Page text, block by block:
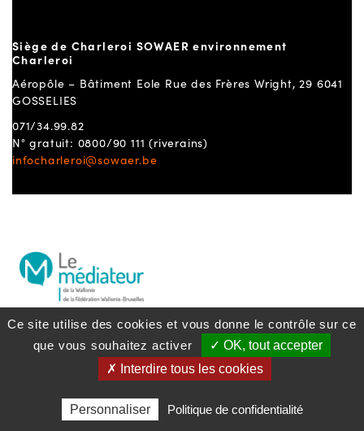
Siège de Charleroi SOWAER environnement
Charleroi
Aéropôle – Bâtiment Eole Rue des Frères Wright, 29 6041
GOSSELIES
071/34.99.82
N° gratuit: 0800/90 111 (riverains)
infocharleroi@sowaer.be
Politique lanceurs d’alerte
S'inscrire à la
Politique de confidentialité
Politique des cookies
Mentions légales
Ce site utilise des cookies et vous donne le contrôle sur ce
que vous souhaitez activer
✓ OK, tout accepter
✗ Interdire tous les cookies
Personnaliser Politique de confidentialité